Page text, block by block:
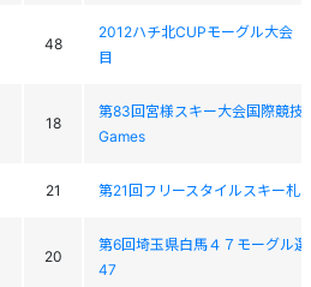
48
2012ハチ北CUPモーグル大会
目
18
第83回宮様スキー大会国際競
Games
21 第21回フリースタイルスキー札
20
第6回埼玉県白馬４７モーグル
47